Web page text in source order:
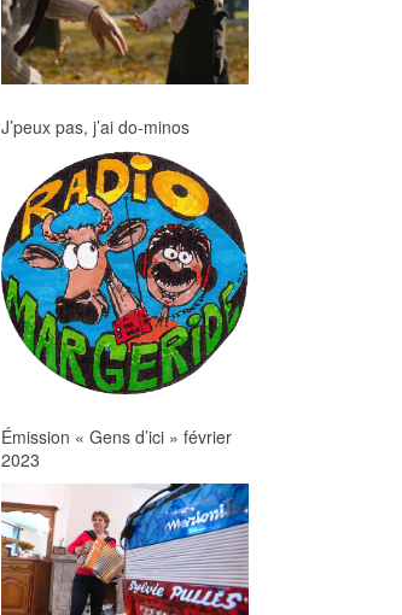
J’peux pas, j’ai do-minos
Émission « Gens d’ici » février
2023